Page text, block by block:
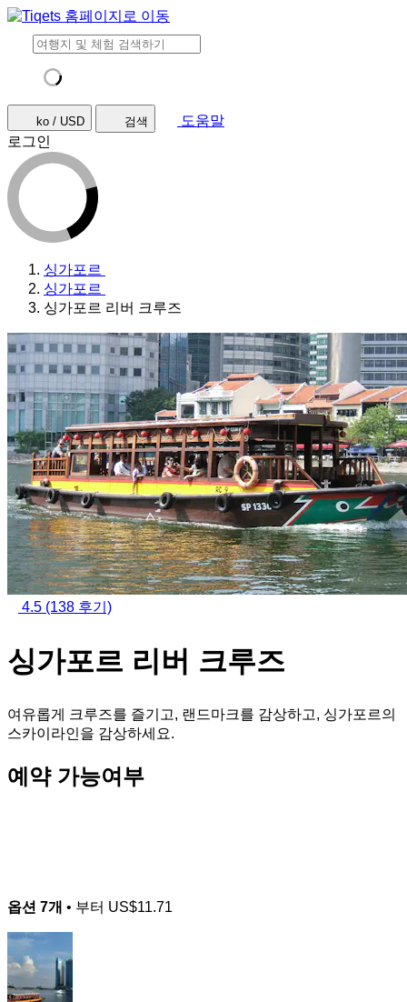
ko / USD 검색
도움말
로그인
싱가포르
싱가포르
싱가포르 리버 크루즈
4.5 (138 후기)
싱가포르 리버 크루즈
여유롭게 크루즈를 즐기고, 랜드마크를 감상하고, 싱가포르의
스카이라인을 감상하세요.
예약 가능여부
옵션 7개 • 부터 US$11.71